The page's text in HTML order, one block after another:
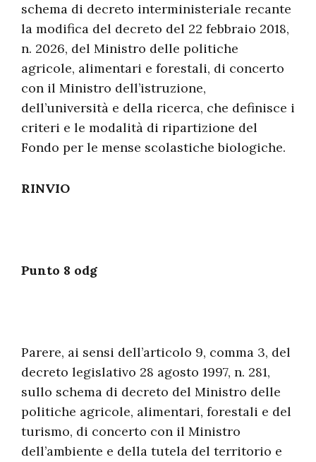
schema di decreto interministeriale recante
la modifica del decreto del 22 febbraio 2018,
n. 2026, del Ministro delle politiche
agricole, alimentari e forestali, di concerto
con il Ministro dell’istruzione,
dell’università e della ricerca, che definisce i
criteri e le modalità di ripartizione del
Fondo per le mense scolastiche biologiche.
RINVIO
Punto 8 odg
Parere, ai sensi dell’articolo 9, comma 3, del
decreto legislativo 28 agosto 1997, n. 281,
sullo schema di decreto del Ministro delle
politiche agricole, alimentari, forestali e del
turismo, di concerto con il Ministro
dell’ambiente e della tutela del territorio e